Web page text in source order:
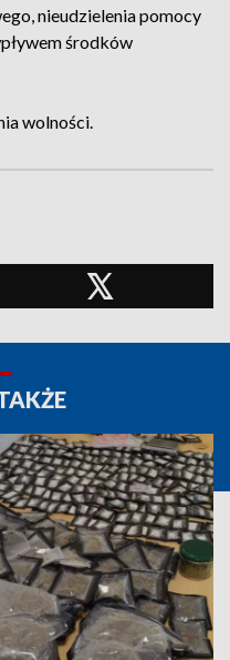
nieudzielenia pomocy
środków
wolności.